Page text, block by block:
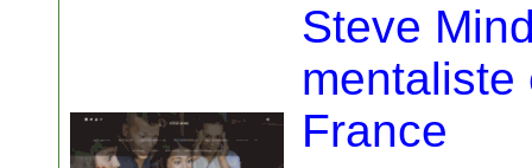
Steve
mentaliste
France